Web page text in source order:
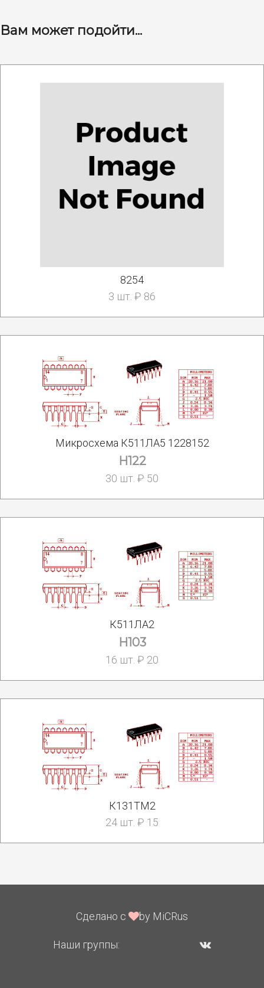
Вам может подойти...
8254
3 шт. ₽ 86
Микросхема К511ЛА5 1228152
H122
30 шт. ₽ 50
К511ЛА2
H103
16 шт. ₽ 20
К131ТМ2
24 шт. ₽ 15
Сделано с by MiCRus
Наши группы: